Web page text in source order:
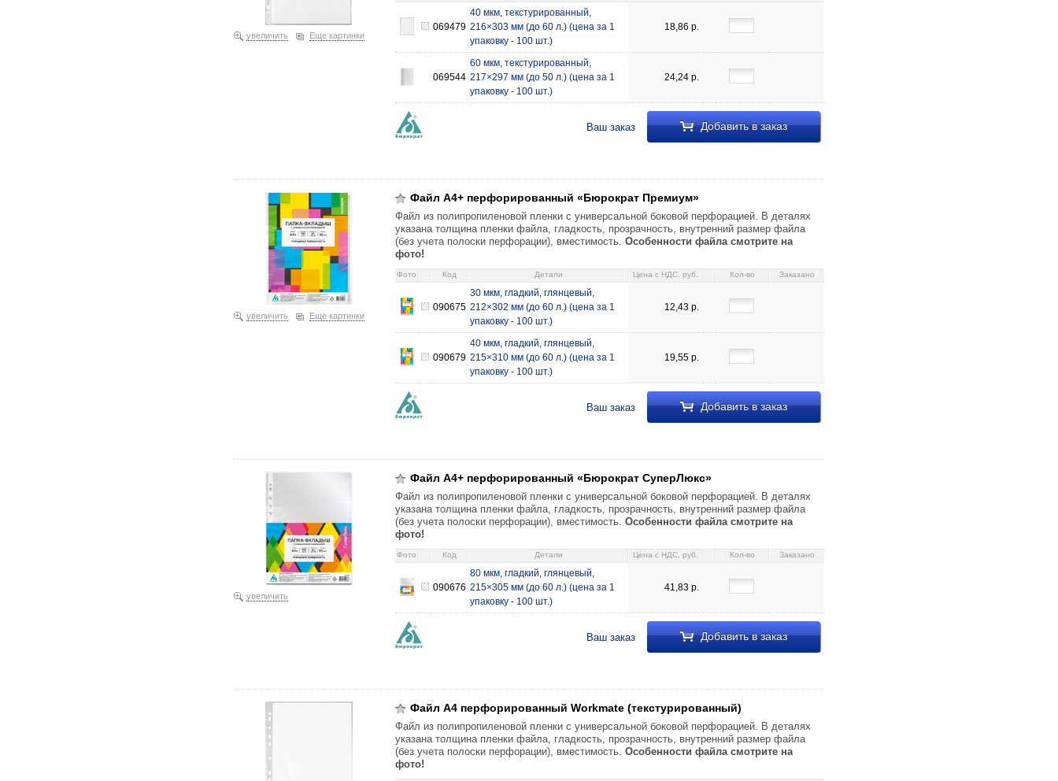
увеличить Еще картинки
069479
40 мкм, текстурированный,
216×303 мм (до 60 л.) (цена за 1
упаковку - 100 шт.)
18,86 р.
069544
60 мкм, текстурированный,
217×297 мм (до 50 л.) (цена за 1
упаковку - 100 шт.)
24,24 р.
Ваш заказ Добавить в заказ
увеличить Еще картинки
Файл А4+ перфорированный «Бюрократ Премиум»
Файл из полипропиленовой пленки с универсальной боковой перфорацией. В деталях
указана толщина пленки файла, гладкость, прозрачность, внутренний размер файла
(без учета полоски перфорации), вместимость. Особенности файла смотрите на
фото!
Фото Код Детали Цена c НДС, руб. Кол-во Заказано
090675
30 мкм, гладкий, глянцевый,
212×302 мм (до 60 л.) (цена за 1
упаковку - 100 шт.)
12,43 р.
090679
40 мкм, гладкий, глянцевый,
215×310 мм (до 60 л.) (цена за 1
упаковку - 100 шт.)
19,55 р.
Ваш заказ Добавить в заказ
увеличить
Файл А4+ перфорированный «Бюрократ СуперЛюкс»
Файл из полипропиленовой пленки с универсальной боковой перфорацией. В деталях
указана толщина пленки файла, гладкость, прозрачность, внутренний размер файла
(без учета полоски перфорации), вместимость. Особенности файла смотрите на
фото!
Фото Код Детали Цена c НДС, руб. Кол-во Заказано
090676
80 мкм, гладкий, глянцевый,
215×305 мм (до 60 л.) (цена за 1
упаковку - 100 шт.)
41,83 р.
Ваш заказ Добавить в заказ
215×305 мм (до 50 л.) 16,79 106277 40 мкм, текстурированный, матовый, 215×303 мм (до 50 л.) 16,79 101856 45 мкм,
текстурированный, матовый, 215×307 мм (до 50 л.) 17,77 106278 60 мкм, текстурированный, матовый, 217×305 мм (до 60
л.) 15,06 101858 100 мкм, текстурированный, матовый, 216×305 мм (до 40 л.) 20,46 104696
Файл А4 перфорированный Workmate (текстурированный)
Файл из полипропиленовой пленки с универсальной боковой перфорацией. В деталях
указана толщина пленки файла, гладкость, прозрачность, внутренний размер файла
(без учета полоски перфорации), вместимость. Особенности файла смотрите на
фото!